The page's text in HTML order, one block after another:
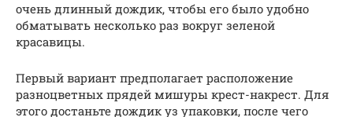
очень длинный дождик, чтобы его было удобно
обматывать несколько раз вокруг зеленой
красавицы.
Первый вариант предполагает расположение
разноцветных прядей мишуры крест-накрест. Для
этого достаньте дождик уз упаковки, после чего